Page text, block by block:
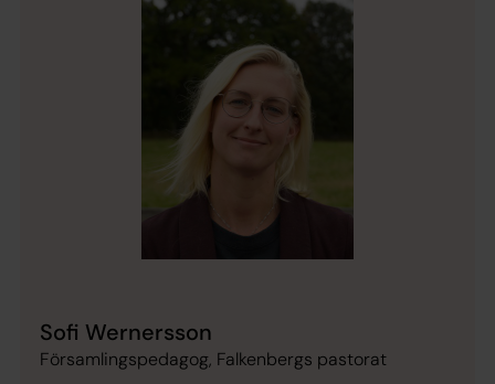
Sofi Wernersson
Församlingspedagog, Falkenbergs pastorat